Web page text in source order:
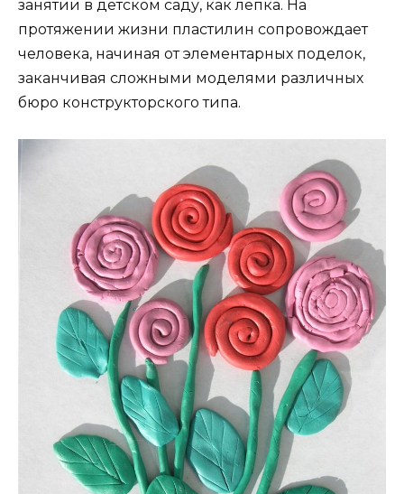
занятии в детском саду, как лепка. На
протяжении жизни пластилин сопровождает
человека, начиная от элементарных поделок,
заканчивая сложными моделями различных
бюро конструкторского типа.